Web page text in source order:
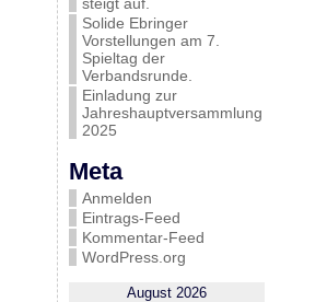
Solide Ebringer
Vorstellungen am 7.
Spieltag der
Verbandsrunde.
Einladung zur
Jahreshauptversammlung
2025
Meta
Anmelden
Eintrags-Feed
Kommentar-Feed
WordPress.org
August 2026